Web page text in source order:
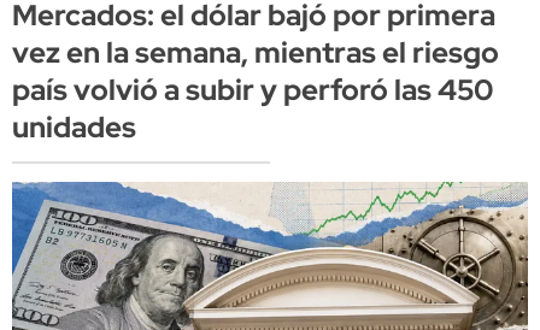
Mercados: el dólar bajó por primera
vez en la semana, mientras el riesgo
país volvió a subir y perforó las 450
unidades